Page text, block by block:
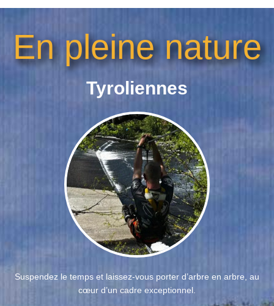
En pleine nature
Tyroliennes
Suspendez le temps et laissez-vous porter d’arbre en arbre, au
cœur d’un cadre exceptionnel.